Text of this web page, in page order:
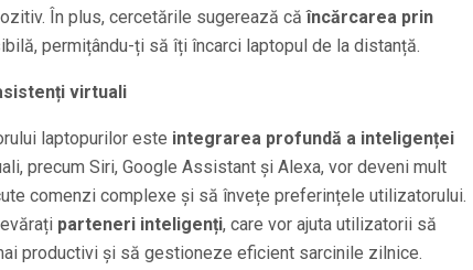
În plus, cercetările sugerează căîncărcarea prin
permițându-ți să îți încarci laptopul de la distanță.
virtuali
laptopurilor este integrarea profundă a inteligenței
precum Siri, Google Assistant și Alexa, vor deveni mult
comenzi complexe și să învețe preferințele utilizatorului.
parteneri inteligenți, care vor ajuta utilizatorii să
productivi și să gestioneze eficient sarcinile zilnice.